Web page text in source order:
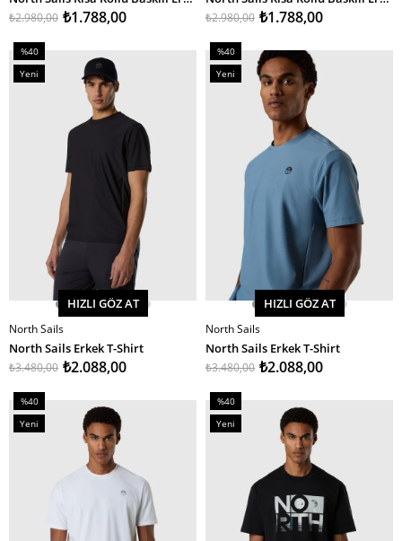
₺1.788,00
₺2.980,00 ₺1.788,00
₺2.980,00
SEPETE EKLE
%40
İndirim
%40İndirim
Yeni
HIZLI GÖZ AT
North Sails
North Sails Erkek T-Shirt
₺2.088,00
₺3.480,00
SEPETE EKLE
%40
İndirim
%40İndirim
Yeni
HIZLI GÖZ AT
North Sails
North Sails Erkek T-Shirt
₺2.088,00
₺3.480,00
%40
İndirim
%40İndirim
Yeni
%40
İndirim
%40İndirim
Yeni